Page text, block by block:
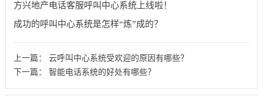
方兴地产电话客服呼叫中心系统上线啦！
成功的呼叫中心系统是怎样“炼”成的？
上一篇： 云呼叫中心系统受欢迎的原因有哪些？
下一篇： 智能电话系统的好处有哪些？